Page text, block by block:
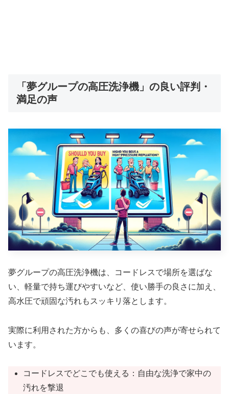
「夢グループの高圧洗浄機」の良い評判・
満足の声
夢グループの高圧洗浄機は、コードレスで場所を選ばな
い、軽量で持ち運びやすいなど、使い勝手の良さに加え、
高水圧で頑固な汚れもスッキリ落とします。
実際に利用された方からも、多くの喜びの声が寄せられて
います。
コードレスでどこでも使える：自由な洗浄で家中の
汚れを撃退